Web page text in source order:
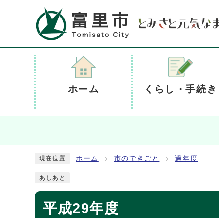
ホーム くらし・手続き
現在位置 ホーム 市のできごと 過年度
あしあと
平成29年度